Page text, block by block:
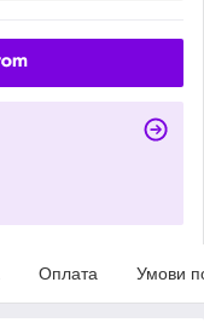
Оплата Умови